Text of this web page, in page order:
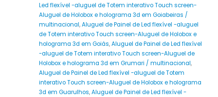
Led flexível -aluguel de Totem interativo Touch screen-
Aluguel de Holobox e holograma 3d em Goiabeiras /
multinacional,Aluguel de Painel de Led flexível -aluguel
de Totem interativo Touch screen-Aluguel de Holobox e
holograma 3d em Goiás,Aluguel de Painel de Led flexível
-aluguel de Totem interativo Touch screen-Aluguel de
Holobox e holograma 3d em Grumari / multinacional,
Aluguel de Painel de Led flexível -aluguel de Totem
interativo Touch screen-Aluguel de Holobox e holograma
3d em Guarulhos,Aluguel de Painel de Led flexível -